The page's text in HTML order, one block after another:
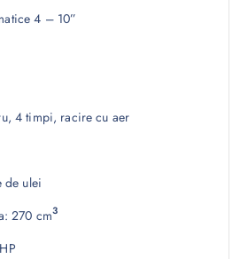
4 – 10”
4 timpi, racire cu aer
de ulei
270 cm3